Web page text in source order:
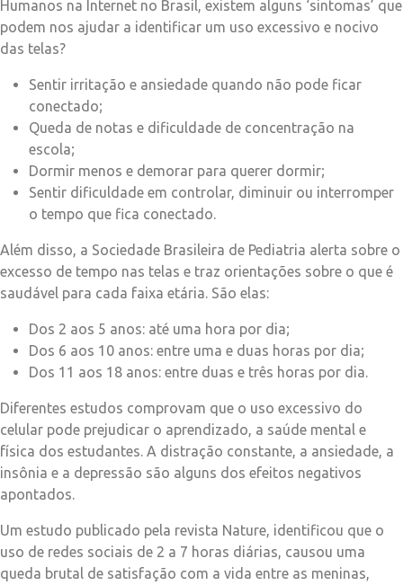
Humanos na Internet no Brasil, existem alguns ‘sintomas’ que
podem nos ajudar a identificar um uso excessivo e nocivo
das telas?
Sentir irritação e ansiedade quando não pode ficar
conectado;
Queda de notas e dificuldade de concentração na
escola;
Dormir menos e demorar para querer dormir;
Sentir dificuldade em controlar, diminuir ou interromper
o tempo que fica conectado.
Além disso, a Sociedade Brasileira de Pediatria alerta sobre o
excesso de tempo nas telas e traz orientações sobre o que é
saudável para cada faixa etária. São elas:
Dos 2 aos 5 anos: até uma hora por dia;
Dos 6 aos 10 anos: entre uma e duas horas por dia;
Dos 11 aos 18 anos: entre duas e três horas por dia.
Diferentes estudos comprovam que o uso excessivo do
celular pode prejudicar o aprendizado, a saúde mental e
física dos estudantes. A distração constante, a ansiedade, a
insônia e a depressão são alguns dos efeitos negativos
apontados.
Um estudo publicado pela revista Nature, identificou que o
uso de redes sociais de 2 a 7 horas diárias, causou uma
queda brutal de satisfação com a vida entre as meninas,